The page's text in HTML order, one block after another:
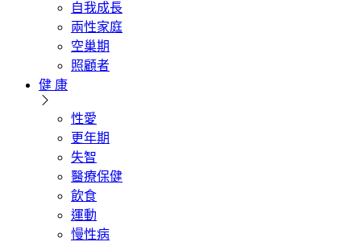
自我成長
兩性家庭
空巢期
照顧者
健 康
性愛
更年期
失智
醫療保健
飲食
運動
慢性病